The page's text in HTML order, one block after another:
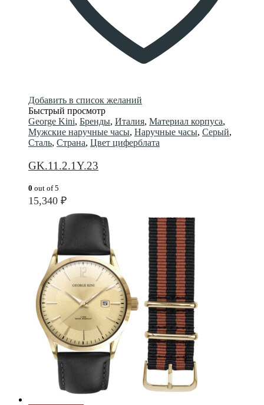
Добавить в список желаний
Быстрый просмотр
George Kini, Бренды, Италия, Материал корпуса,
Мужские наручные часы, Наручные часы, Серый,
Сталь, Страна, Цвет циферблата
GK.11.2.1Y.23
0 out of 5
15,340 ₽